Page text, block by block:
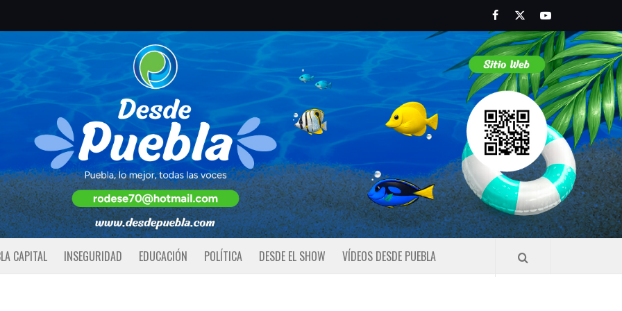
FacebookTwitterYoutube
CAPITAL INSEGURIDAD EDUCACIÓN POLÍTICA DESDE EL SHOW VÍDEOS DESDE PUEBLA